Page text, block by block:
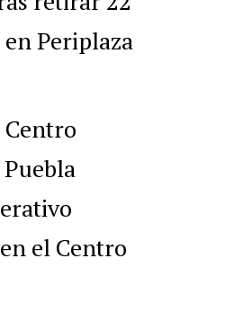
Periplaza
el Centro